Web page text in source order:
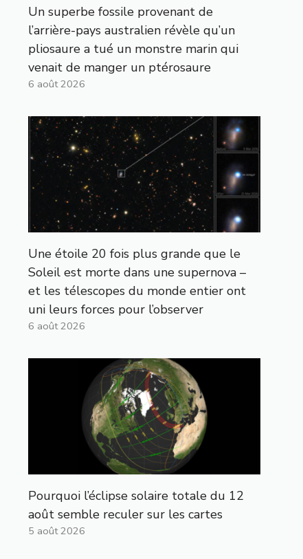
Un superbe fossile provenant de
l’arrière-pays australien révèle qu’un
pliosaure a tué un monstre marin qui
venait de manger un ptérosaure
6 août 2026
Une étoile 20 fois plus grande que le
Soleil est morte dans une supernova –
et les télescopes du monde entier ont
uni leurs forces pour l’observer
6 août 2026
Pourquoi l’éclipse solaire totale du 12
août semble reculer sur les cartes
5 août 2026